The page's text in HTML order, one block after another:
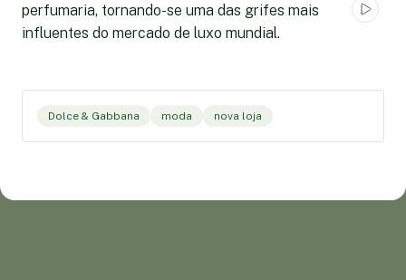
perfumaria, tornando-se uma das grifes mais
influentes do mercado de luxo mundial.
Dolce & Gabbana moda nova loja